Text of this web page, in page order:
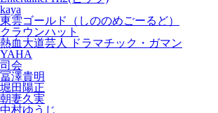
kaya
東雲ゴールド（しののめごーるど）
クラウンハット
熱血大道芸人 ドラマチック・ガマン
YAHA
司会
冨澤貴明
堀田陽正
朝妻久実
中村ゆうじ